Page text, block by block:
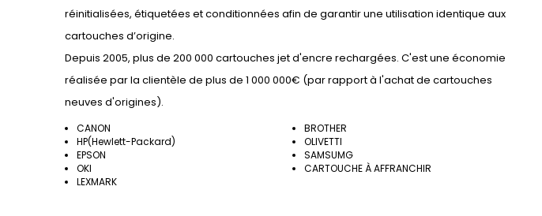
réinitialisées, étiquetées et conditionnées afin de garantir une utilisation identique aux
cartouches d’origine.
Depuis 2005, plus de 200 000 cartouches jet d'encre rechargées. C'est une économie
réalisée par la clientèle de plus de 1 000 000€ (par rapport à l'achat de cartouches
neuves d'origines).
CANON
HP(Hewlett-Packard)
EPSON
OKI
LEXMARK
BROTHER
OLIVETTI
SAMSUMG
CARTOUCHE À AFFRANCHIR